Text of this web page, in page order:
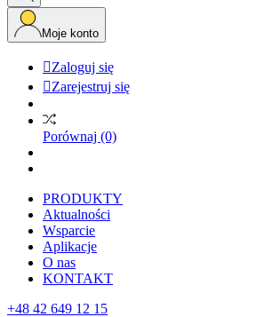
Moje konto
Zaloguj się
Zarejestruj się
Porównaj (0)
PRODUKTY
Aktualności
Wsparcie
Aplikacje
O nas
KONTAKT
+48 42 649 12 15